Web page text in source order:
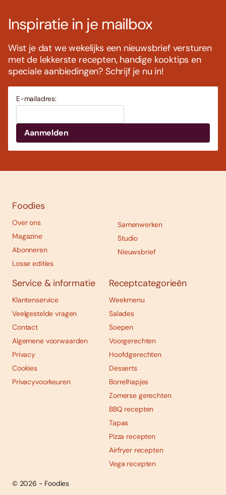
Inspiratie in je mailbox
Wist je dat we wekelijks een nieuwsbrief versturen
met de lekkerste recepten, handige kooktips en
speciale aanbiedingen? Schrijf je nu in!
E-mailadres:
Foodies
Over ons
Magazine
Abonneren
Losse edities
Samenwerken
Studio
Nieuwsbrief
Service & informatie
Klantenservice
Veelgestelde vragen
Contact
Algemene voorwaarden
Privacy
Cookies
Privacyvoorkeuren
Receptcategorieën
Weekmenu
Salades
Soepen
Voorgerechten
Hoofdgerechten
Desserts
Borrelhapjes
Zomerse gerechten
BBQ recepten
Tapas
Pizza recepten
Airfryer recepten
Vega recepten
© 2026 - Foodies